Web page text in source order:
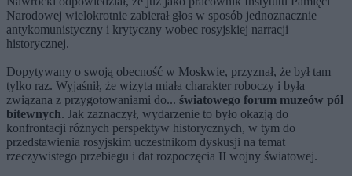
Narodowej wielokrotnie zabierał głos w sposób jednoznacznie
antykomunistyczny i krytyczny wobec rosyjskiej narracji
historycznej.
Dopytywany o swoją obecność w Moskwie, przyznał, że był tam
tylko raz. Wyjaśnił, że wizyta miała charakter roboczy i była
związana z przygotowaniami do... światowego forum muzeów pól
bitewnych. Jak zaznaczył, wydarzenie to było okazją do
konfrontacji różnych perspektyw historycznych, w tym do
przedstawienia rosyjskim uczestnikom dyskusji na temat
rzeczywistego przebiegu i dat rozpoczęcia II wojny światowej.